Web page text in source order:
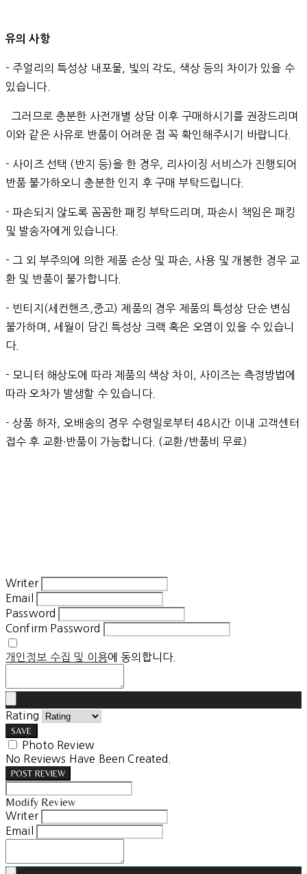
유의 사항
- 주얼리의 특성상 내포물, 빛의 각도, 색상 등의 차이가 있을 수
있습니다.
그러므로 충분한 사전개별 상담 이후 구매하시기를 권장드리며
이와 같은 사유로 반품이 어려운 점 꼭 확인해주시기 바랍니다.
- 사이즈 선택 (반지 등)을 한 경우, 리사이징 서비스가 진행되어
반품 불가하오니 충분한 인지 후 구매 부탁드립니다.
- 파손되지 않도록 꼼꼼한 패킹 부탁드리며, 파손시 책임은 패킹
및 발송자에게 있습니다.
- 그 외 부주의에 의한 제품 손상 및 파손, 사용 및 개봉한 경우 교
환 및 반품이 불가합니다.
- 빈티지(세컨핸즈,중고) 제품의 경우 제품의 특성상 단순 변심
불가하며, 세월이 담긴 특성상 크랙 혹은 오염이 있을 수 있습니
다.
- 모니터 해상도에 따라 제품의 색상 차이, 사이즈는 측정방법에
따라 오차가 발생할 수 있습니다.
- 상품 하자, 오배송의 경우 수령일로부터 48시간 이내 고객센터
접수 후 교환∙반품이 가능합니다. (교환/반품비 무료)
Writer
Email
Password
Confirm Password
개인정보 수집 및 이용에 동의합니다.
Rating
SAVE
Photo Review
No Reviews Have Been Created.
POST REVIEW
Modify Review
Writer
Email